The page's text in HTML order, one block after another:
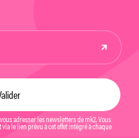
adresser les newsletters de mk2. Vous
le lien prévu à cet effet intégré à chaque